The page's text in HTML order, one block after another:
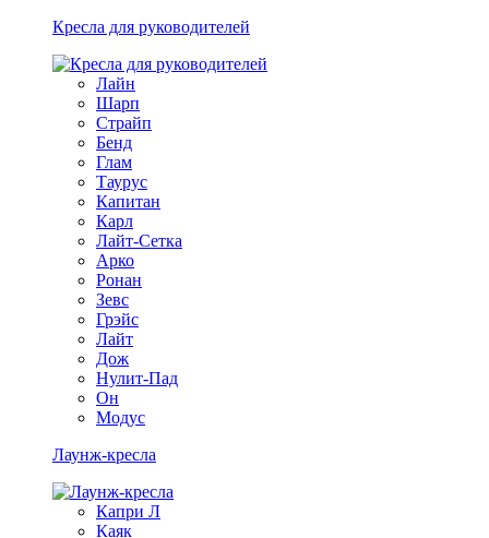
Кресла для руководителей
Лайн
Шарп
Страйп
Бенд
Глам
Таурус
Капитан
Карл
Лайт-Сетка
Арко
Ронан
Зевс
Грэйс
Лайт
Дож
Нулит-Пад
Он
Модус
Лаунж-кресла
Капри Л
Каяк